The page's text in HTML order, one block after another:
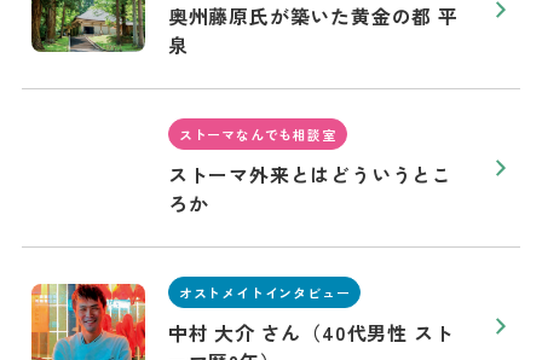
奥州藤原氏が築いた黄金の都 平
泉
ストーマなんでも相談室
ストーマ外来とはどういうとこ
ろか
オストメイトインタビュー
中村 大介 さん（40代男性 スト